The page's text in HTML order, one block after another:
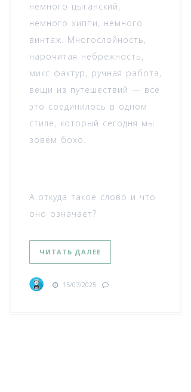
немного цыганский,
немного хиппи, немного
винтаж. Многослойность,
нарочитая небрежность,
микс фактур, ручная работа,
вещи из путешествий — всё
это соединилось в одном
стиле, который сегодня мы
зовём бохо.
А откуда такое слово и что
оно означает?
ЧИТАТЬ ДАЛЕЕ
15/07/2025